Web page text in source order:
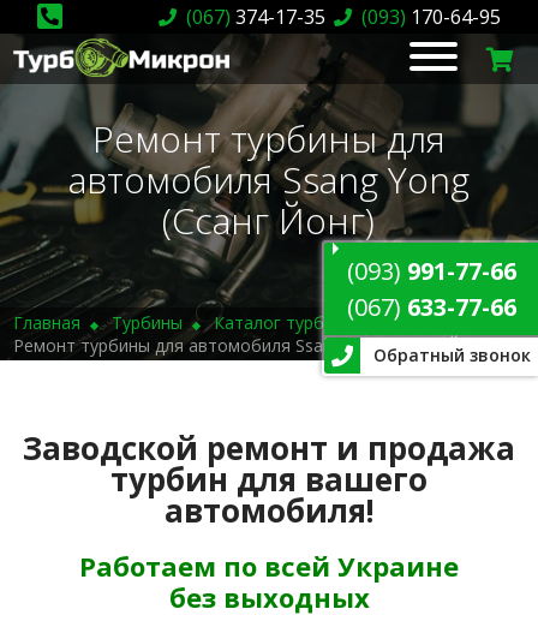
(067) 374-17-35 (093) 170-64-95
(093) 991-77-66
(067) 633-77-66
Обратный звонок
Ремонт турбины для
автомобиля Ssang Yong
(Ссанг Йонг)
Главная Турбины
Каталог турбин
Ремонт турбины для автомобиля Ssang Yong (Ссанг Йонг)
Заводской ремонт и продажа
турбин для вашего
автомобиля!
Работаем по всей Украине
без выходных